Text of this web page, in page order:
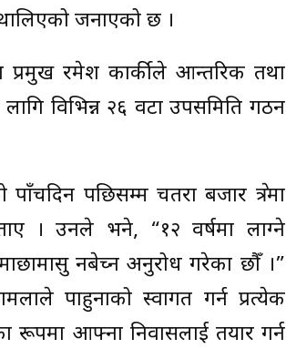
जनाएको छ ।
प्रमुख रमेश कार्कीले आन्तरिक तथा
विभिन्न २६ वटा उपसमिति गठन
पछिसम्म चतरा बजार क्षेत्रमा
। उनले भने, “१२ वर्षमा लाग्ने
नबेच्न अनुरोध गरेका छौँ ।”
पाहुनाको स्वागत गर्न प्रत्येक
रूपमा आफ्ना निवासलाई तयार गर्न